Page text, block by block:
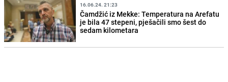
16.06.24. 21:23
Čamdžić iz Mekke: Temperatura na Arefatu
je bila 47 stepeni, pješačili smo šest do
sedam kilometara